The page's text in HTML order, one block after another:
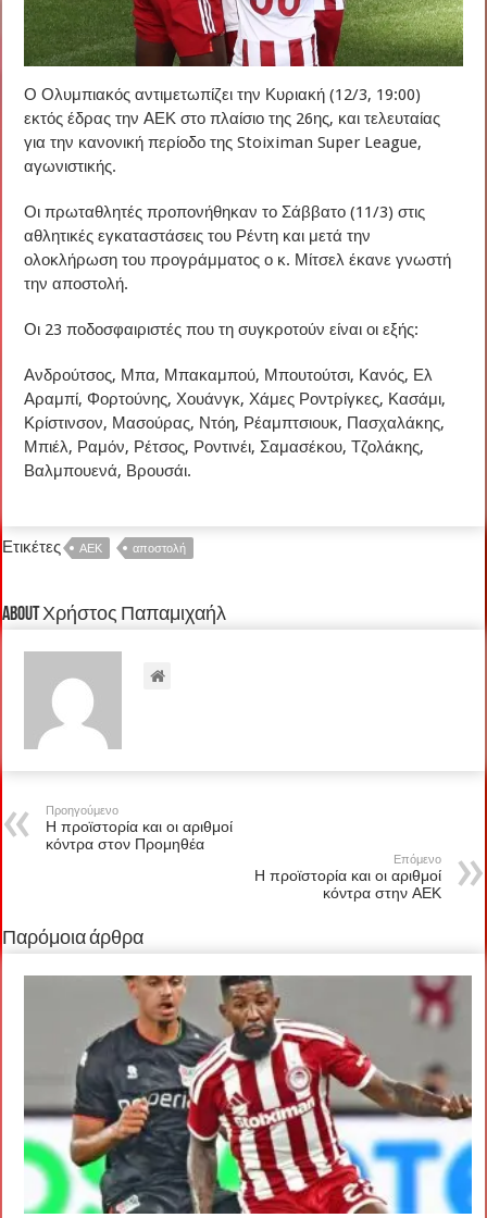
Ο Ολυμπιακός αντιμετωπίζει την Κυριακή (12/3, 19:00)
εκτός έδρας την ΑΕΚ στο πλαίσιο της 26ης, και τελευταίας
για την κανονική περίοδο της Stoiximan Super League,
αγωνιστικής.
Οι πρωταθλητές προπονήθηκαν το Σάββατο (11/3) στις
αθλητικές εγκαταστάσεις του Ρέντη και μετά την
ολοκλήρωση του προγράμματος ο κ. Μίτσελ έκανε γνωστή
την αποστολή.
Οι 23 ποδοσφαιριστές που τη συγκροτούν είναι οι εξής:
Ανδρούτσος, Μπα, Μπακαμπού, Μπουτούτσι, Κανός, Ελ
Αραμπί, Φορτούνης, Χουάνγκ, Χάμες Ροντρίγκες, Κασάμι,
Κρίστινσον, Μασούρας, Ντόη, Ρέαμπτσιουκ, Πασχαλάκης,
Μπιέλ, Ραμόν, Ρέτσος, Ροντινέι, Σαμασέκου, Τζολάκης,
Βαλμπουενά, Βρουσάι.
Ετικέτες ΑΕΚ αποστολή
About Χρήστος Παπαμιχαήλ
Προηγούμενο
Η προϊστορία και οι αριθμοί
κόντρα στον Προμηθέα
Επόμενο
Η προϊστορία και οι αριθμοί
κόντρα στην ΑΕΚ
Παρόμοια άρθρα